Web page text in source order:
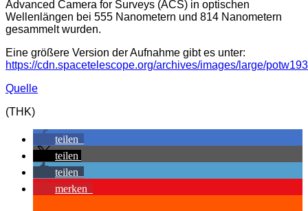
Advanced Camera for Surveys (ACS) in optischen
Wellenlängen bei 555 Nanometern und 814 Nanometern
gesammelt wurden.
Eine größere Version der Aufnahme gibt es unter:
https://cdn.spacetelescope.org/archives/images/large/
Quelle
(THK)
teilen
teilen
teilen
merken